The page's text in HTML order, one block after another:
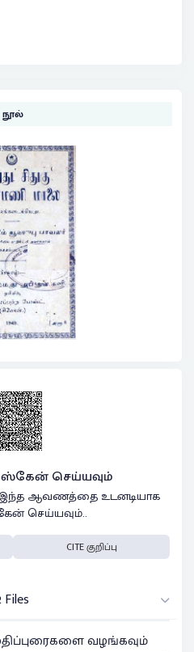
நூல்
ஸ்கேன் செய்யவும்
இந்த ஆவணத்தை உடனடியாக
செய்யவும்..
CITE குறிப்பு
Files
வழங்கவும்